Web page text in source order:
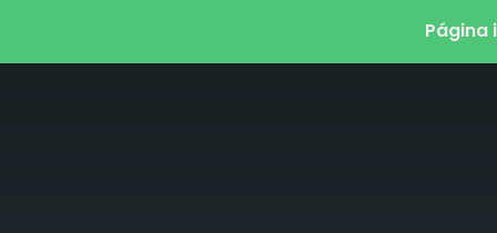
Página